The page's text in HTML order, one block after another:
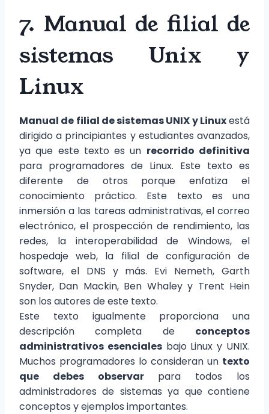
7. Manual de filial de
sistemas Unix y
Linux
Manual de filial de sistemas UNIX y Linuxestá
dirigido a principiantes y estudiantes avanzados,
ya que este texto es un recorrido definitiva
para programadores de Linux. Este texto es
diferente de otros porque enfatiza el
conocimiento práctico. Este texto es una
inmersión a las tareas administrativas, el correo
electrónico, el prospección de rendimiento, las
redes, la interoperabilidad de Windows, el
hospedaje web, la filial de configuración de
software, el DNS y más. Evi Nemeth, Garth
Snyder, Dan Mackin, Ben Whaley y Trent Hein
son los autores de este texto.
Este texto igualmente proporciona una
descripción completa de conceptos
administrativos esencialesbajo Linux y UNIX.
Muchos programadores lo consideran un texto
que debes observarpara todos los
administradores de sistemas ya que contiene
conceptos y ejemplos importantes.